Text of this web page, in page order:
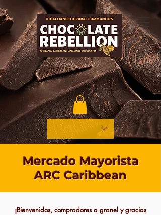
Mercado Mayorista
ARC Caribbean
¡Bienvenidos, compradores a granel y gracias